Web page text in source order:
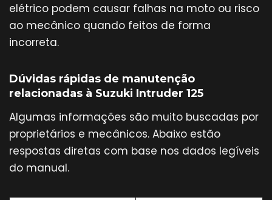
elétrico podem causar falhas na moto ou risco
ao mecânico quando feitos de forma
incorreta.
Dúvidas rápidas de manutenção
relacionadas à Suzuki Intruder 125
Algumas informações são muito buscadas por
proprietários e mecânicos. Abaixo estão
respostas diretas com base nos dados legíveis
do manual.